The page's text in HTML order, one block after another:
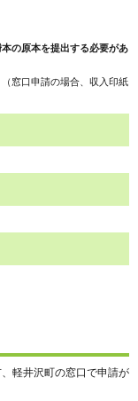
の原本を提出する必要があ
（窓口申請の場合、収入印紙
軽井沢町の窓口で申請が